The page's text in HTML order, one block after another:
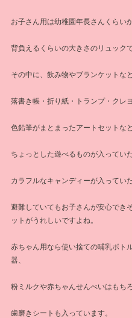
お子さん用は幼稚園年長さんくらい
背負えるくらいの大きさのリュックで
その中に、飲み物やブランケットな
落書き帳・折り紙・トランプ・クレ
色鉛筆がまとまったアートセットな
ちょっとした遊べるものが入ってい
カラフルなキャンディーが入ってい
避難していてもお子さんが安心でき
ットがうれしいですよね。
赤ちゃん用なら使い捨ての哺乳ボト
器、
粉ミルクや赤ちゃんせんべいはもちろ
歯磨きシートも入っています。